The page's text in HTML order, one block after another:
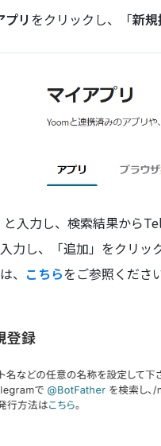
プリ をクリックし、「新
入力し、検索結果から
力し、「追加」をクリッ
、 こちらをご参照くださ